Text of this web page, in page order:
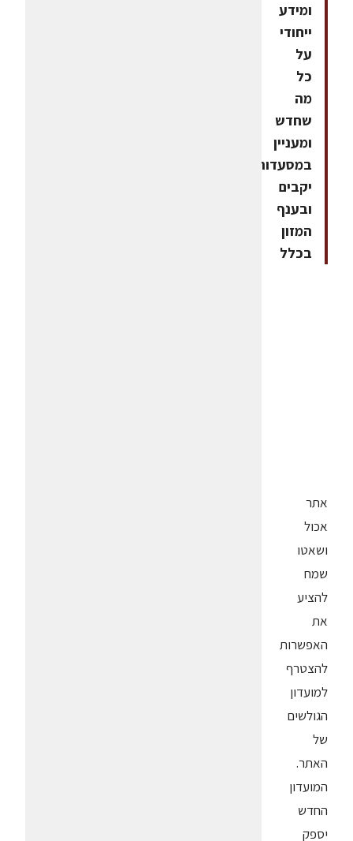
ומידע
ייחודי
על
כל
מה
שחדש
ומעניין
במסעדות,
יקבים
ובענף
המזון
בכלל
אתר
אכול
ושאטו
שמח
להציע
את
האפשרות
להצטרף
למועדון
הגולשים
של
האתר.
המועדון
החדש
יספק